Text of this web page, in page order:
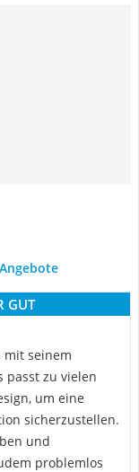
GUT
mit seinem
passt zu vielen
um eine
sicherzustellen.
und
problemlos